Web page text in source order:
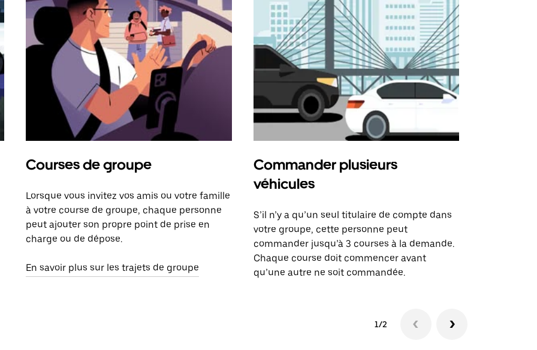
Courses de groupe
Lorsque vous invitez vos amis ou votre famille
à votre course de groupe, chaque personne
peut ajouter son propre point de prise en
charge ou de dépose.
En savoir plus sur les trajets de groupe
Commander plusieurs
véhicules
S’il n’y a qu’un seul titulaire de compte dans
votre groupe, cette personne peut
commander jusqu’à 3 courses à la demande.
Chaque course doit commencer avant
qu’une autre ne soit commandée.
1/2